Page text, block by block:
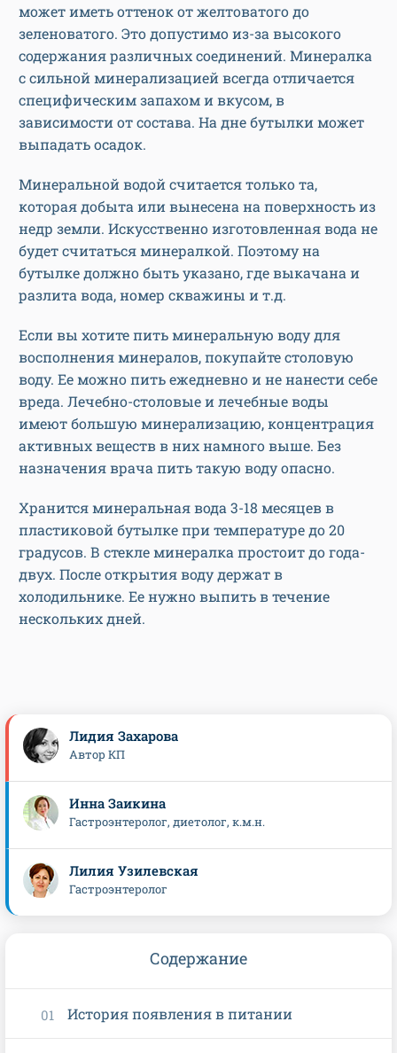
может иметь оттенок от желтоватого до
зеленоватого. Это допустимо из-за высокого
содержания различных соединений. Минералка
с сильной минерализацией всегда отличается
специфическим запахом и вкусом, в
зависимости от состава. На дне бутылки может
выпадать осадок.
Минеральной водой считается только та,
которая добыта или вынесена на поверхность из
недр земли. Искусственно изготовленная вода не
будет считаться минералкой. Поэтому на
бутылке должно быть указано, где выкачана и
разлита вода, номер скважины и т.д.
Если вы хотите пить минеральную воду для
восполнения минералов, покупайте столовую
воду. Ее можно пить ежедневно и не нанести себе
вреда. Лечебно-столовые и лечебные воды
имеют большую минерализацию, концентрация
активных веществ в них намного выше. Без
назначения врача пить такую воду опасно.
Хранится минеральная вода 3-18 месяцев в
пластиковой бутылке при температуре до 20
градусов. В стекле минералка простоит до года-
двух. После открытия воду держат в
холодильнике. Ее нужно выпить в течение
нескольких дней.
Лидия Захарова
Автор КП
Инна Заикина
Гастроэнтеролог, диетолог, к.м.н.
Лилия Узилевская
Гастроэнтеролог
Содержание
История появления в питании